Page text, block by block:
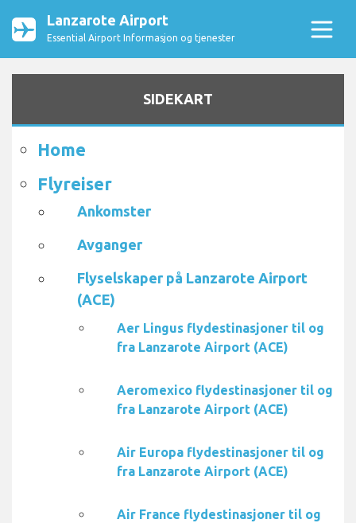
Lanzarote Airport
Essential Airport Informasjon og tjenester
SIDEKART
Home
Flyreiser
Ankomster
Avganger
Flyselskaper på Lanzarote Airport
(ACE)
Aer Lingus flydestinasjoner til og
fra Lanzarote Airport (ACE)
Aeromexico flydestinasjoner til og
fra Lanzarote Airport (ACE)
Air Europa flydestinasjoner til og
fra Lanzarote Airport (ACE)
Air France flydestinasjoner til og